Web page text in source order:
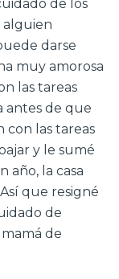
de los
alguien
darse
muy amorosa
las tareas
antes de que
con las tareas
y le sumé
año, la casa
que resigné
de
de